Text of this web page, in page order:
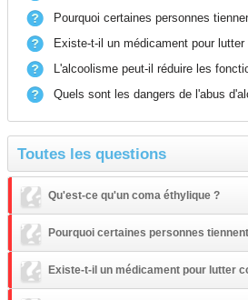
Pourquoi certaines personnes
Existe-t-il un médicament pour
L'alcoolisme peut-il réduire les
Quels sont les dangers de l'abus
Toutes les questions
Qu'est-ce qu'un coma éthylique ?
Pourquoi certaines personnes
Existe-t-il un médicament pour lutter